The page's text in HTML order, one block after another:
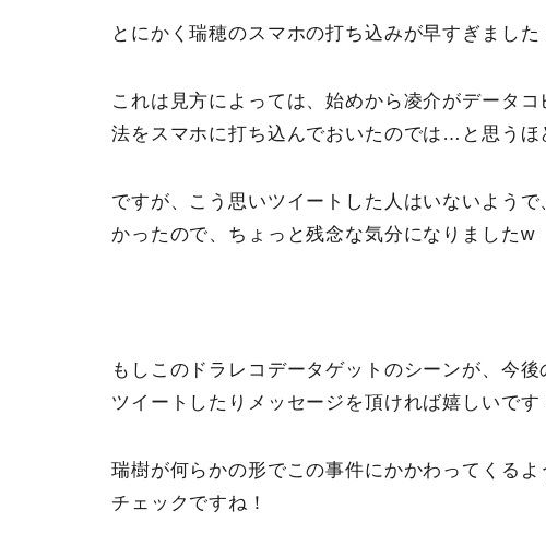
とにかく瑞穂のスマホの打ち込みが早すぎました
これは見方によっては、始めから凌介がデータ
法をスマホに打ち込んでおいたのでは…と思うほ
ですが、こう思いツイートした人はいないよう
かったので、ちょっと残念な気分になりましたw
もしこのドラレコデータゲットのシーンが、今
ツイートしたりメッセージを頂ければ嬉しいです
瑞樹が何らかの形でこの事件にかかわってくる
チェックですね！